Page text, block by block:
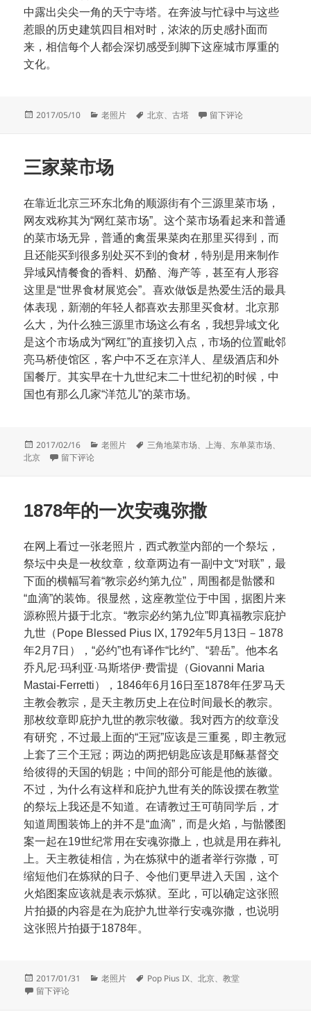
中露出尖尖一角的天宁寺塔。在奔波与忙碌中与这些
惹眼的历史建筑四目相对时，浓浓的历史感扑面而
来，相信每个人都会深切感受到脚下这座城市厚重的
文化。
发
2017/05/10
分
老照片
标
北京、古塔 于隐匿在北京城中的几座
留下评论
三家菜市场
在靠近北京三环东北角的顺源街有个三源里菜市场，
网友戏称其为“网红菜市场”。这个菜市场看起来和普通
的菜市场无异，普通的禽蛋果菜肉在那里买得到，而
且还能买到很多别处买不到的食材，特别是用来制作
异域风情餐食的香料、奶酪、海产等，甚至有人形容
这里是“世界食材展览会”。喜欢做饭是热爱生活的最具
体表现，新潮的年轻人都喜欢去那里买食材。北京那
么大，为什么独三源里市场这么有名，我想异域文化
是这个市场成为“网红”的直接切入点，市场的位置毗邻
亮马桥使馆区，客户中不乏在京洋人、星级酒店和外
国餐厅。其实早在十九世纪末二十世纪初的时候，中
国也有那么几家“洋范儿”的菜市场。
发
布
2017/02/16
分
老照片
标
三角地菜市场、上海、 东单菜市场、
北京
于三家菜市场
留下评论
1878年的一次安魂弥撒
在网上看过一张老照片，西式教堂内部的一个祭坛，
祭坛中央是一枚纹章，纹章两边有一副中文“对联”，最
下面的横幅写着“教宗必约第九位”，周围都是骷髅和
“血滴”的装饰。很显然，这座教堂位于中国，据图片来
源称照片摄于北京。“教宗必约第九位”即真福教宗庇护
九世（Pope Blessed Pius IX, 1792年5月13日－1878
年2月7日），“必约”也有译作“比约”、“碧岳”。他本名
乔凡尼·玛利亚·马斯塔伊·费雷提（Giovanni Maria
Mastai-Ferretti），1846年6月16日至1878年任罗马天
主教会教宗，是天主教历史上在位时间最长的教宗。
那枚纹章即庇护九世的教宗牧徽。我对西方的纹章没
有研究，不过最上面的“王冠”应该是三重冕，即主教冠
上套了三个王冠；两边的两把钥匙应该是耶稣基督交
给彼得的天国的钥匙；中间的部分可能是他的族徽。
不过，为什么有这样和庇护九世有关的陈设摆在教堂
的祭坛上我还是不知道。在请教过王可萌同学后，才
知道周围装饰上的并不是“血滴”，而是火焰，与骷髅图
案一起在19世纪常用在安魂弥撒上，也就是用在葬礼
上。天主教徒相信，为在炼狱中的逝者举行弥撒，可
缩短他们在炼狱的日子、令他们更早进入天国，这个
火焰图案应该就是表示炼狱。至此，可以确定这张照
片拍摄的内容是在为庇护九世举行安魂弥撒，也说明
这张照片拍摄于1878年。
发
布
2017/01/31
分
老照片
标
Pop Pius IX、北京、教堂
于1878年的一次安魂弥撒
留下评论